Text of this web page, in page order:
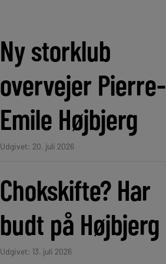
Ny storklub
overvejer Pierre-
Emile Højbjerg
Udgivet: 20. juli 2026
Chokskifte? Har
budt på Højbjerg
Udgivet: 13. juli 2026